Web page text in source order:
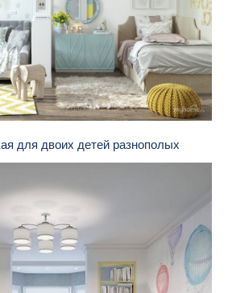
для двоих детей разнополых